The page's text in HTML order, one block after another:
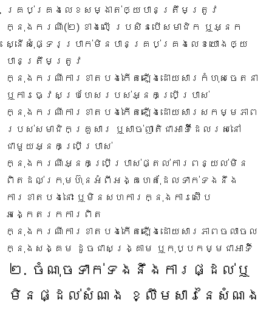
គ្រប់គ្រងលេខសម្ងាត់ឲ្យបានត្រឹមត្រូវ
ក្នុងករណី(២) ខាងលើ ប្រសិនបើសមាជិក ឬអ្នក
ស្នើសុំផ្ទេរប្រាក់មិនបានគ្រប់គ្រងលេខយោងឲ្យ
បានត្រឹមត្រូវ
ក្នុងករណីការខាតបង់កើតឡើងដោយសារកំហុសចេតនា
ឬការធ្វេសប្រហែសរបស់អ្នកប្រើប្រាស់
ក្នុងករណីការខាតបង់កើតឡើងដោយសារសកម្មភាព
របស់សមាជិកគ្រួសារ ឬសាច់ញាតិជាអាទិ៍ដែលរស់នៅ
ជាមួយអ្នកប្រើប្រាស់
ក្នុងករណីអ្នកប្រើប្រាស់ផ្តល់ការពន្យល់មិន
ពិតដល់ក្រុមហ៊ុនអំពីអង្គហេតុដែលទាក់ទងនឹង
ការខាតបង់នោះ ឬមិនសហការក្នុងការស៊ើប
អង្កេតរកការពិត
ក្នុងករណីការខាតបង់កើតឡើងដោយសារភាពចលាចល
ក្នុងសង្គម ដូចជាសង្រ្គាម ឬកុប្បកម្មជាអាទិ៍
២. ចំណុចទាក់ទងនឹងការផ្ដល់ឬ
មិនផ្ដល់សំណង ខ្លឹមសារនៃសំណង